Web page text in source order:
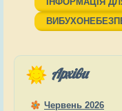
Архіви
Червень 2026